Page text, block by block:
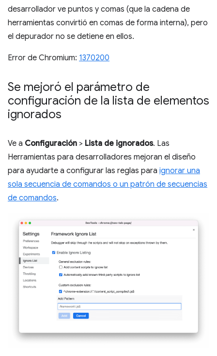
desarrollador ve puntos y comas (que la cadena de
herramientas convirtió en comas de forma interna), pero
el depurador no se detiene en ellos.
Error de Chromium: 1370200
Se mejoró el parámetro de
configuración de la lista de elementos
ignorados
Ve a Configuración > Lista de ignorados. Las
Herramientas para desarrolladores mejoran el diseño
para ayudarte a configurar las reglas para ignorar una
sola secuencia de comandos o un patrón de secuencias
de comandos.